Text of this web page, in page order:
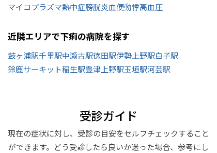
マイコプラズマ熱中症膀胱炎血便動悸高血圧
近隣エリアで下痢の病院を探す
鼓ヶ浦駅千里駅中瀬古駅徳田駅伊勢上野駅白子駅
鈴鹿サーキット稲生駅豊津上野駅玉垣駅河芸駅
受診ガイド
現在の症状に対し、受診の目安をセルフチェックすること
ができます。どう受診したら良いか迷った場合、参考にし